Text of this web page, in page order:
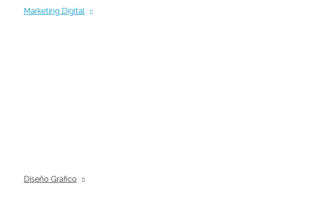
Marketing Digital
Diseño Gráfico